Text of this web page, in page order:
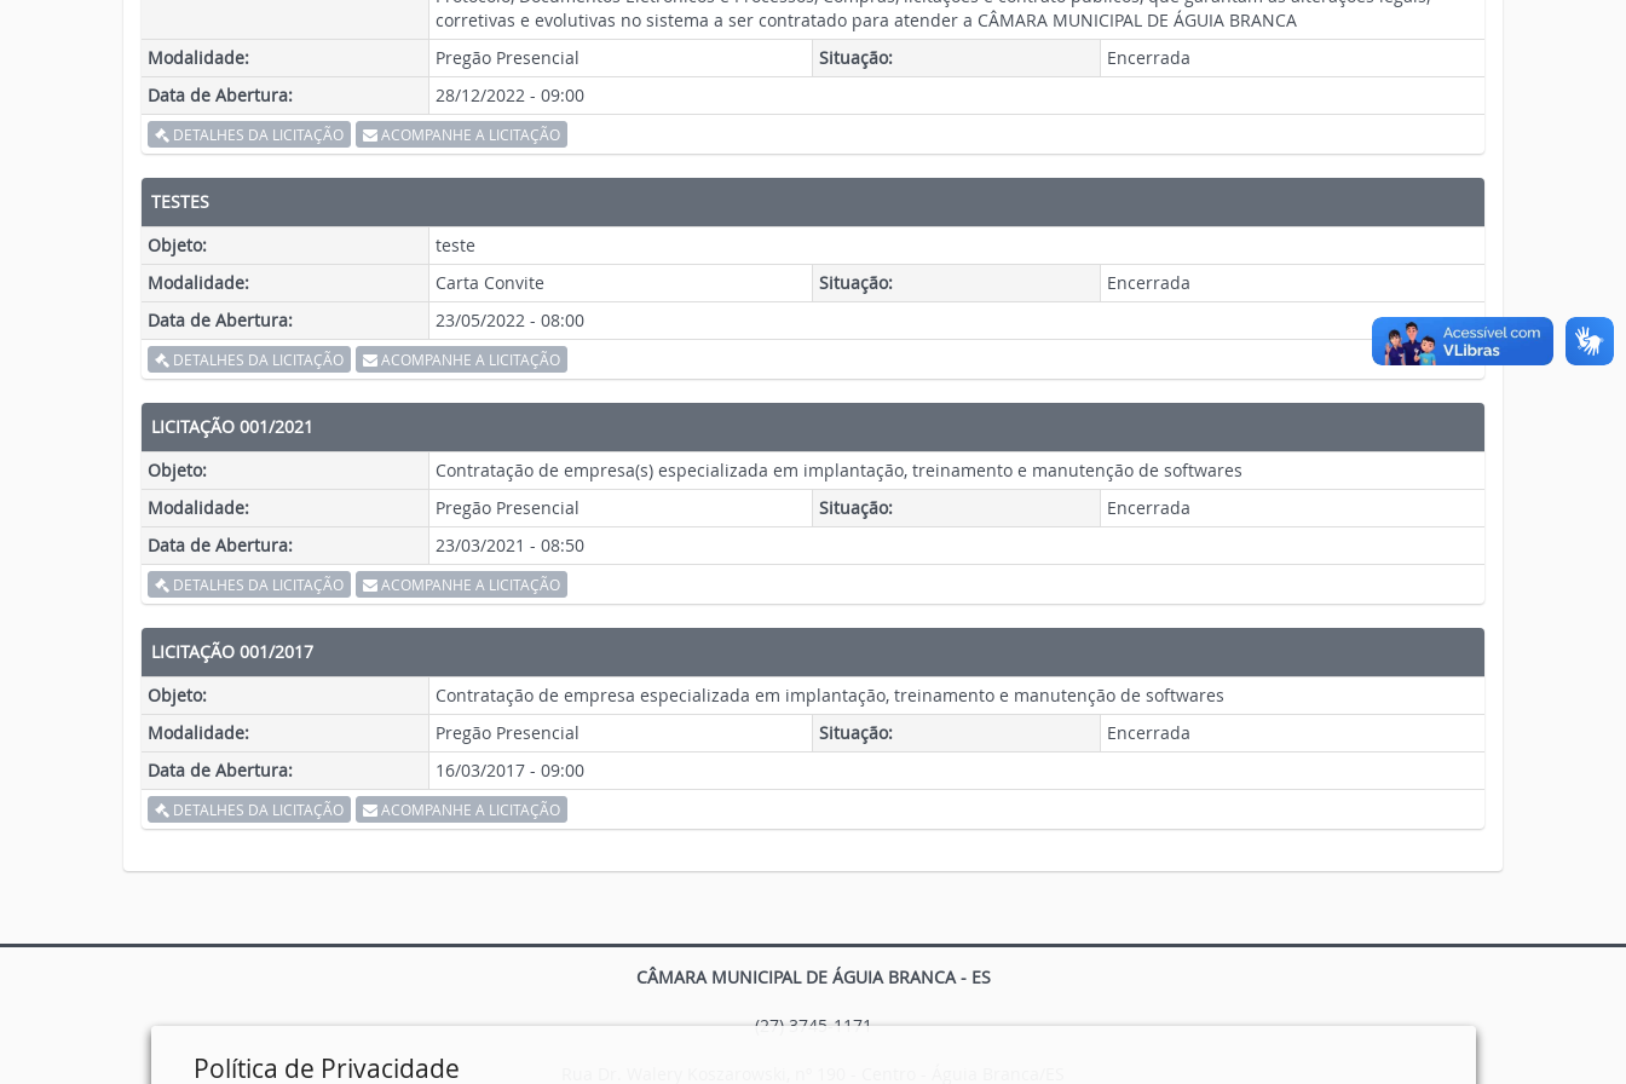
corretivas e evolutivas no sistema a ser contratado para atender a CÂMARA MUNICIPAL DE ÁGUIA BRANCA
Modalidade:
Pregão Presencial Situação:
Encerrada
Data de Abertura:
28/12/2022 - 09:00
DETALHES DA LICITAÇÃO ACOMPANHE A LICITAÇÃO
TESTES
Objeto:
teste
Modalidade:
Carta Convite Situação:
Encerrada
Data de Abertura:
23/05/2022 - 08:00
DETALHES DA LICITAÇÃO ACOMPANHE A LICITAÇÃO
LICITAÇÃO 001/2021
Objeto:
Contratação de empresa(s) especializada em implantação, treinamento e manutenção de softwares
Modalidade:
Pregão Presencial Situação:
Encerrada
Data de Abertura:
23/03/2021 - 08:50
DETALHES DA LICITAÇÃO ACOMPANHE A LICITAÇÃO
LICITAÇÃO 001/2017
Objeto:
Contratação de empresa especializada em implantação, treinamento e manutenção de softwares
Modalidade:
Pregão Presencial Situação:
Encerrada
Data de Abertura:
16/03/2017 - 09:00
DETALHES DA LICITAÇÃO ACOMPANHE A LICITAÇÃO
CÂMARA MUNICIPAL DE ÁGUIA BRANCA - ES
(27) 3745-1171
Política de Privacidade